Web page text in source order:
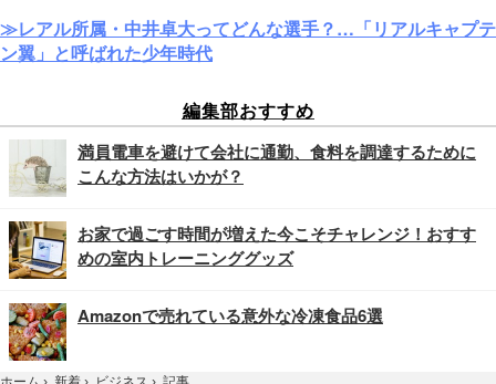
≫レアル所属・中井卓大ってどんな選手？…「リアルキャプテ
ン翼」と呼ばれた少年時代
編集部おすすめ
満員電車を避けて会社に通勤、食料を調達するために
こんな方法はいかが？
お家で過ごす時間が増えた今こそチャレンジ！おすす
めの室内トレーニンググッズ
Amazonで売れている意外な冷凍食品6選
ホーム › 新着 › ビジネス ›